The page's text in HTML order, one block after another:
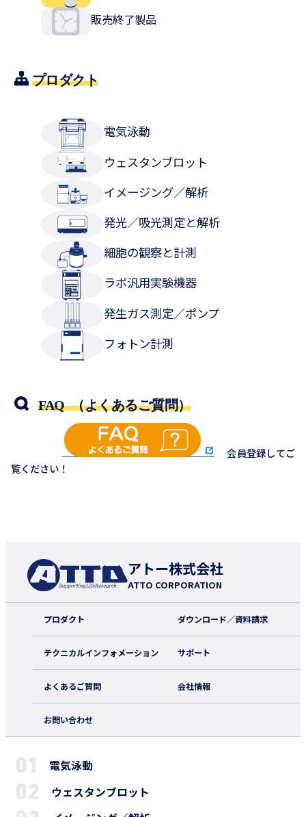
販売終了製品
プロダクト
電気泳動
ウェスタンブロット
イメージング／解析
発光／吸光測定と解析
細胞の観察と計測
ラボ汎用実験機器
発生ガス測定／ポンプ
フォトン計測
FAQ （よくあるご質問）
会員登録してご
覧ください！
アトー株式会社
ATTO CORPORATION
プロダクト ダウンロード／資料請求
テクニカルインフォメーション サポート
よくあるご質問 会社情報
お問い合わせ
電気泳動
ウェスタンブロット